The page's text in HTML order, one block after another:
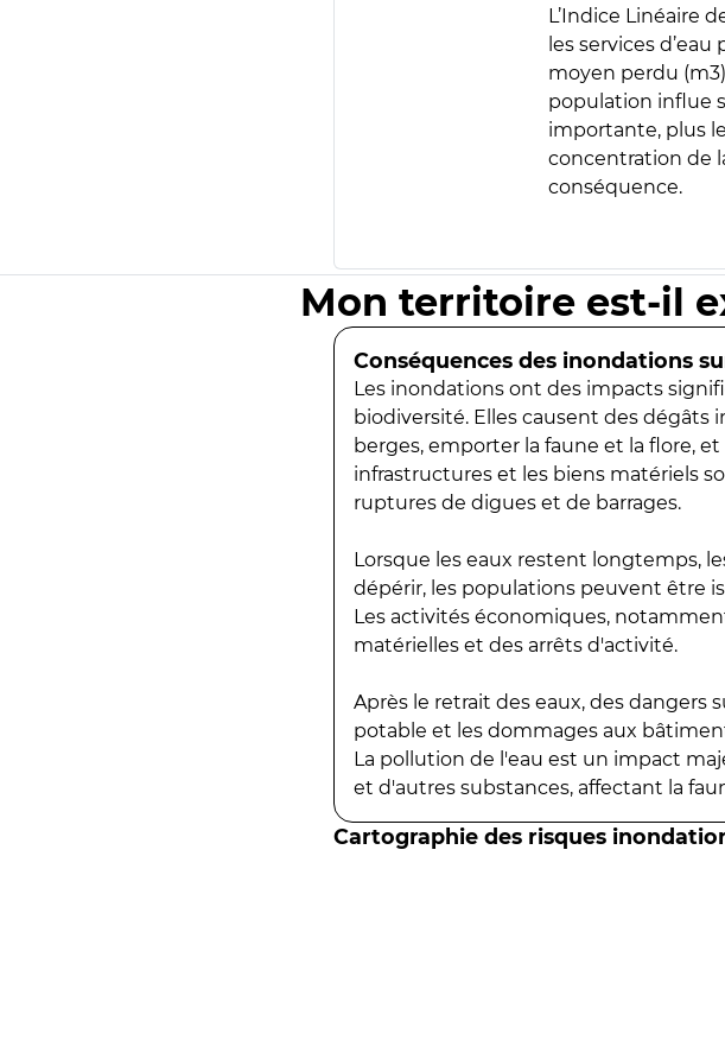
L’Indice Linéaire
les services
moyen perdu
population influe
importante, plus
concentration de
conséquence.
Mon territoire est-il
Conséquences des inondations
Les inondations ont des impacts
biodiversité. Elles causent des dégâts
berges, emporter la faune et la flore,
infrastructures et les biens matériels
ruptures de digues et de barrages.
Lorsque les eaux restent longtemps,
dépérir, les populations peuvent être
Les activités économiques,
matérielles et des arrêts d'activité.
Après le retrait des eaux, des
potable et les dommages aux
La pollution de l'eau est un impact
et d'autres substances, affectant la
Cartographie des risques